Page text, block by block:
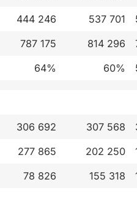
444 246
537 701
787 175
814 296
64%
60%
306 692 307 568
277 865
202 250
78 826
155 318